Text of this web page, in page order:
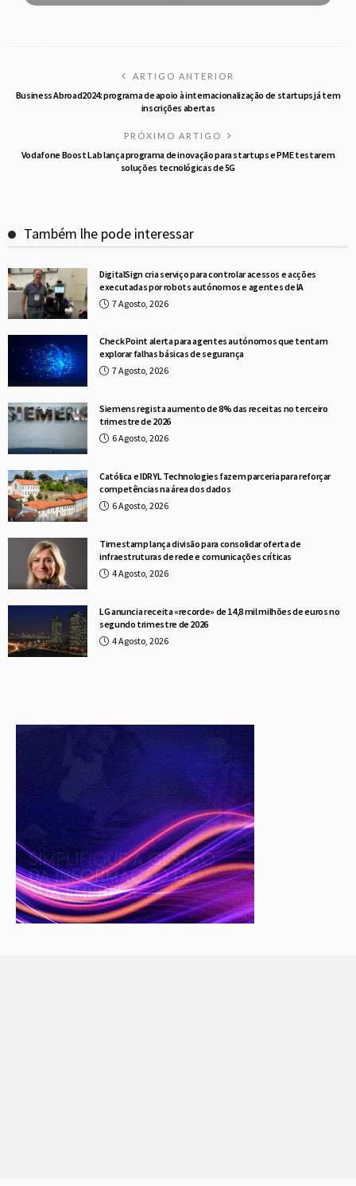
ARTIGO ANTERIOR
Business Abroad2024: programa de apoio à internacionalização de startups já tem
inscrições abertas
PRÓXIMO ARTIGO
Vodafone Boost Lab lança programa de inovação para startups e PME testarem
soluções tecnológicas de 5G
Também lhe pode interessar
DigitalSign cria serviço para controlar acessos e acções
executadas por robots autónomos e agentes de IA
7 Agosto, 2026
Check Point alerta para agentes autónomos que tentam
explorar falhas básicas de segurança
7 Agosto, 2026
Siemens regista aumento de 8% das receitas no terceiro
trimestre de 2026
6 Agosto, 2026
Católica e IDRYL Technologies fazem parceria para reforçar
competências na área dos dados
6 Agosto, 2026
Timestamp lança divisão para consolidar oferta de
infraestruturas de rede e comunicações críticas
4 Agosto, 2026
LG anuncia receita «recorde» de 14,8 mil milhões de euros no
segundo trimestre de 2026
4 Agosto, 2026